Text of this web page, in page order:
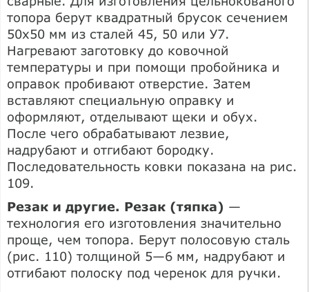
топора берут квадратный брусок сечением
50х50 мм из сталей 45, 50 или У7.
Нагревают заготовку до ковочной
температуры и при помощи пробойника и
оправок пробивают отверстие. Затем
вставляют специальную оправку и
оформляют, отделывают щеки и обух.
После чего обрабатывают лезвие,
надрубают и отгибают бородку.
Последовательность ковки показана на рис.
109.
Резак и другие. Резак (тяпка) —
технология его изготовления значительно
проще, чем топора. Берут полосовую сталь
(рис. 110) толщиной 5—6 мм, надрубают и
отгибают полоску под черенок для ручки.